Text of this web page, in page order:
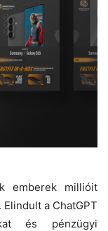
emberek millióit
a ChatGPT
és pénzügyi